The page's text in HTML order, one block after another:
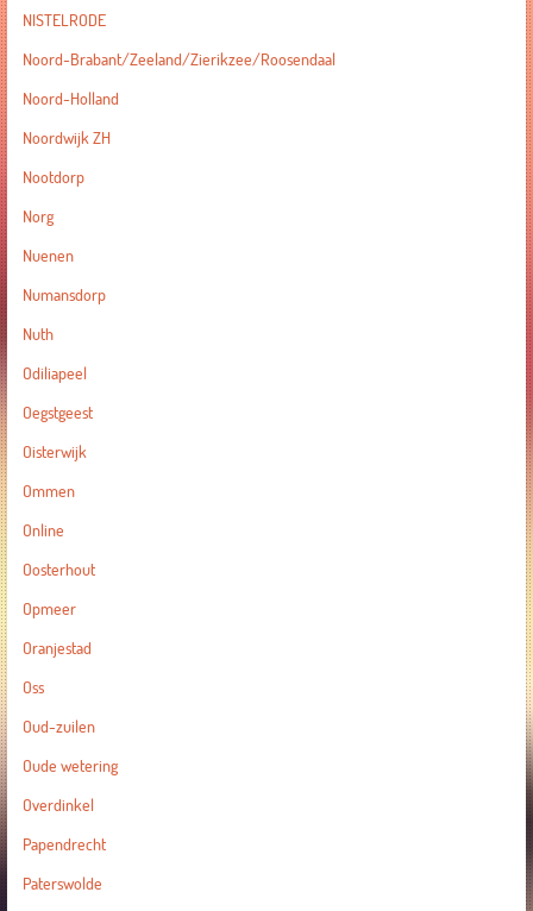
NISTELRODE
Noord-Brabant/Zeeland/Zierikzee/Roosendaal
Noord-Holland
Noordwijk ZH
Nootdorp
Norg
Nuenen
Numansdorp
Nuth
Odiliapeel
Oegstgeest
Oisterwijk
Ommen
Online
Oosterhout
Opmeer
Oranjestad
Oss
Oud-zuilen
Oude wetering
Overdinkel
Papendrecht
Paterswolde